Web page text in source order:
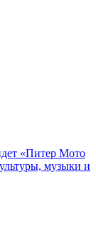
«Питер Мото
музыки и